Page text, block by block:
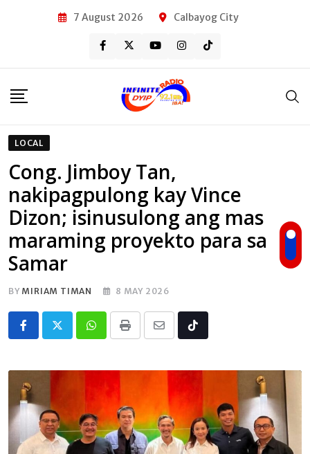
7 August 2026 Calbayog City
LOCAL
Cong. Jimboy Tan,
nakipagpulong kay Vince
Dizon; isinusulong ang mas
maraming proyekto para sa
Samar
BY MIRIAM TIMAN 8 MAY 2026
Whatsapp
Print
Share
Email
Tiktok